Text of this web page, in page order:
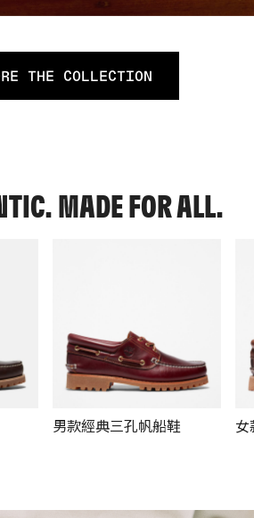
THE COLLECTION
MADE FOR ALL.
男款經典三孔帆船鞋 女